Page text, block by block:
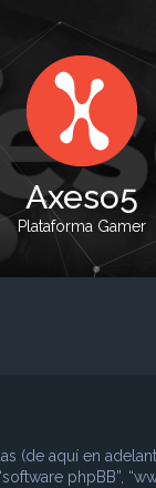
Axeso5
Plataforma Gamer
aquí en adelante
phpBB”,